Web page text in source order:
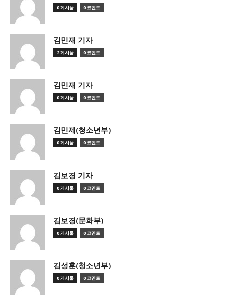
0 게시물 0 코멘트
김민재 기자
2 게시물 0 코멘트
김민재 기자
0 게시물 0 코멘트
김민제(청소년부)
0 게시물 0 코멘트
김보경 기자
0 게시물 0 코멘트
김보경(문화부)
0 게시물 0 코멘트
김성훈(청소년부)
0 게시물 0 코멘트